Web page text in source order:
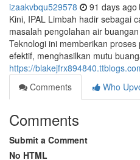
izaakvbqu529578 91 days ago
Kini, IPAL Limbah hadir sebagai
masalah pengolahan air
Teknologi ini memberikan
efektif, menghasilkan mutu
https://
Comments
Who
Comments
Submit a Comment
No HTML